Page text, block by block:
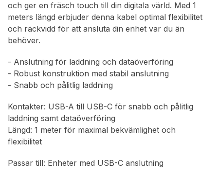
och ger en fräsch touch till din digitala värld. Med 1
meters längd erbjuder denna kabel optimal flexibilitet
och räckvidd för att ansluta din enhet var du än
behöver.
- Anslutning för laddning och dataöverföring
- Robust konstruktion med stabil anslutning
- Snabb och pålitlig laddning
Kontakter: USB-A till USB-C för snabb och pålitlig
laddning samt dataöverföring
Längd: 1 meter för maximal bekvämlighet och
flexibilitet
Passar till: Enheter med USB-C anslutning